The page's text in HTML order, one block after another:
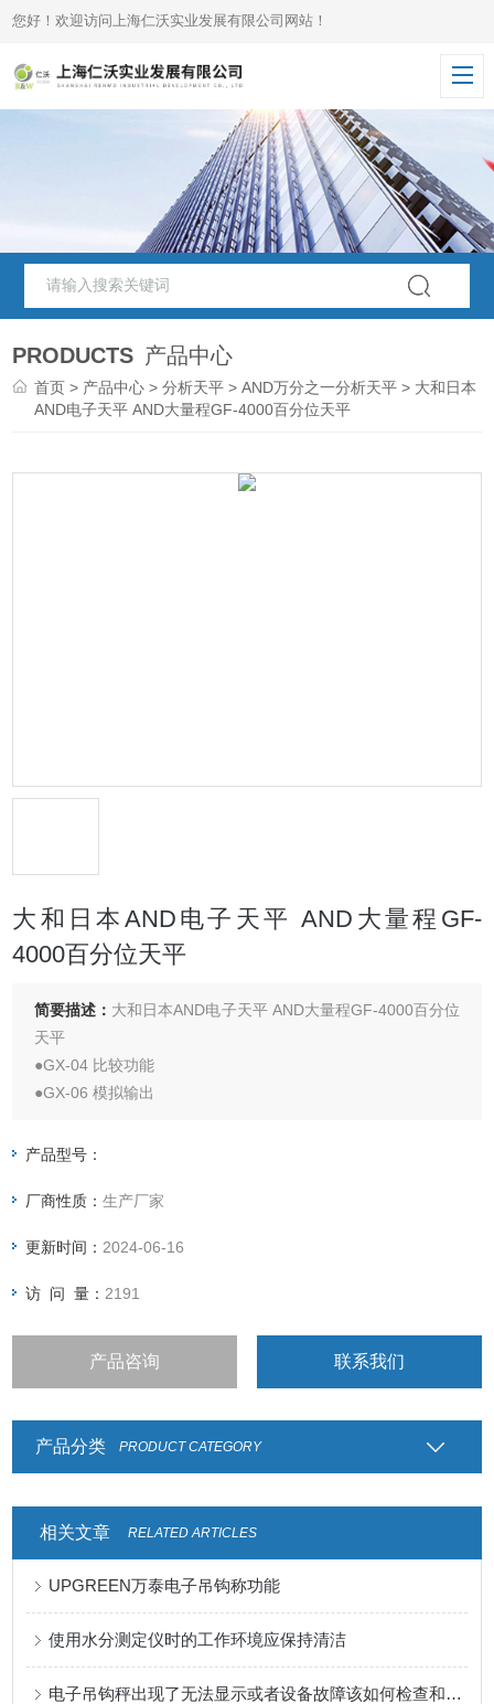
您好！欢迎访问上海仁沃实业发展有限公司网站！
PRODUCTS 产品中心
首页 > 产品中心 >分析天平 >AND万分之一分析天平 > 大和日本
AND电子天平 AND大量程GF-4000百分位天平
大和日本AND电子天平 AND大量程GF-
4000百分位天平
简要描述： 大和日本AND电子天平 AND大量程GF-4000百分位
天平
●GX-04 比较功能
●GX-06 模拟输出
●GX-11 玻璃防风罩（GX-2000/4000/6000/6100/8000）
产品型号：
厂商性质：生产厂家
更新时间： 2024-06-16
访 问 量： 2191
产品咨询 联系我们
产品分类 PRODUCT CATEGORY
相关文章 RELATED ARTICLES
UPGREEN万泰电子吊钩称功能
使用水分测定仪时的工作环境应保持清洁
电子吊钩秤出现了无法显示或者设备故障该如何检查和排除呢